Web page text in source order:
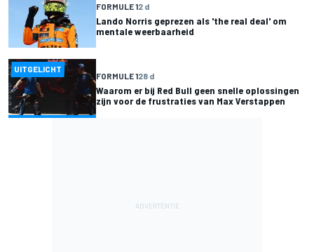
FORMULE 12 d
Lando Norris geprezen als 'the real deal' om
mentale weerbaarheid
UITGELICHT
FORMULE 128 d
Waarom er bij Red Bull geen snelle oplossingen
zijn voor de frustraties van Max Verstappen